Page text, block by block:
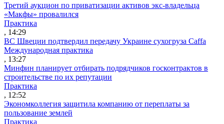
Третий аукцион по приватизации активов экс-владельца
«Макфы» провалился
Практика
, 14:29
ВС Швеции подтвердил передачу Украине сухогруза Caffa
Международная практика
, 13:27
Минфин планирует отбирать подрядчиков госконтрактов в
строительстве по их репутации
Практика
, 12:52
Экономколлегия защитила компанию от переплаты за
пользование землей
Практика